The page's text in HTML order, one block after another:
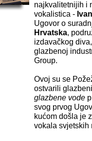
najkvalitetnijih i
vokalistica -
Ugovor o
Hrvatska,
izdavačkog
glazbenoj
Group.
Ovoj su se
ostvarili
glazbene vode
svog prvog
kućom došla je
vokala svjetskih